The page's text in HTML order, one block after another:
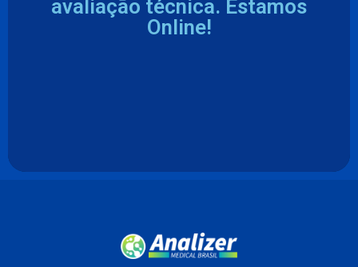
avaliação técnica. Estamos
Online!